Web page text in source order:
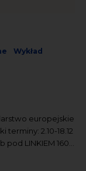
Wykład
europejskie
2.10-18.12
pod LINKIEM 160...